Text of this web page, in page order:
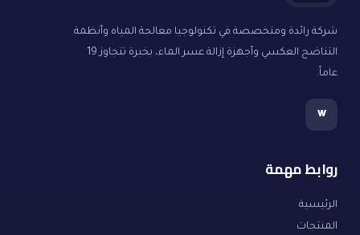
شركة رائدة ومتخصصة في تكنولوجيا معالجة المياه وأنظمة
التناضح العكسي وأجهزة إزالة عسر الماء، بخبرة تتجاوز 19
عاماً.
w
روابط مهمة
الرئيسية
المنتجات